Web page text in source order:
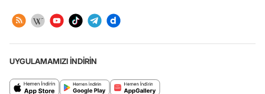
UYGULAMAMIZI İNDİRİN